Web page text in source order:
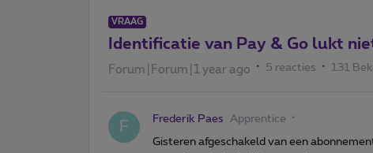
VRAAG
Identificatie van Pay & Go lukt
Forum|Forum|1 year ago 5 reacties 131
F Frederik Paes Apprentice
Gisteren afgeschakeld van een